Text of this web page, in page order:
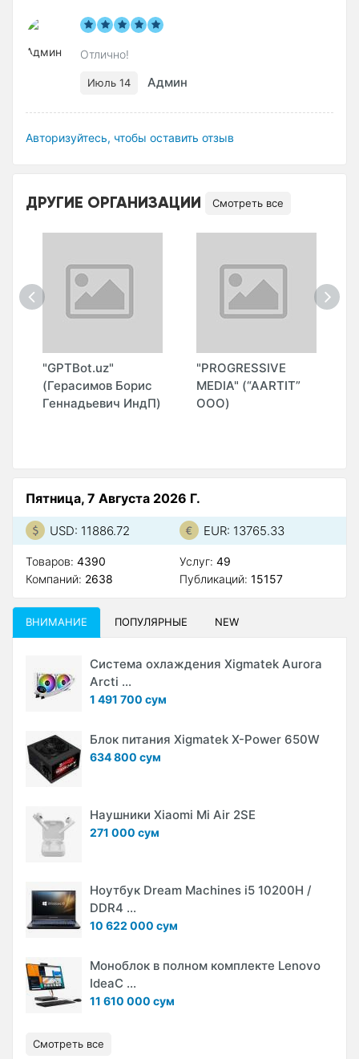
Отлично!
Июль 14 Админ
Авторизуйтесь, чтобы оставить отзыв
ДРУГИЕ ОРГАНИЗАЦИИ Смотреть все
"GPTBot.uz"
(Герасимов Борис
Геннадьевич ИндП)
"PROGRESSIVE
MEDIA" (“AARTIT”
ООО)
Пятница, 7 Августа 2026 Г.
USD: 11886.72 EUR: 13765.33
Товаров: 4390
Компаний: 2638
Услуг: 49
Публикаций: 15157
ВНИМАНИЕ ПОПУЛЯРНЫЕ NEW
Система охлаждения Xigmatek Aurora
Arcti ...
1 491 700 сум
Блок питания Xigmatek X-Power 650W
634 800 сум
Наушники Xiaomi Mi Air 2SE
271 000 сум
Ноутбук Dream Machines i5 10200H /
DDR4 ...
10 622 000 сум
Моноблок в полном комплекте Lenovo
IdeaC ...
11 610 000 сум
Смотреть все